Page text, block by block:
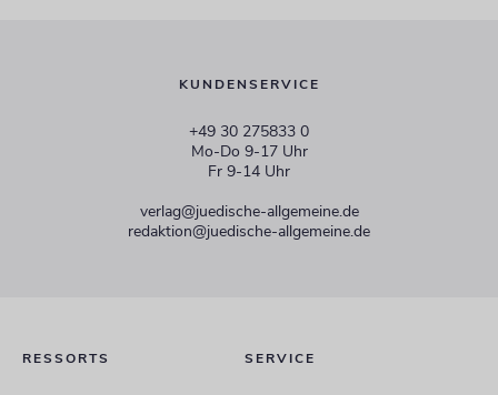
KUNDENSERVICE
+49 30 275833 0
Mo-Do 9-17 Uhr
Fr 9-14 Uhr
verlag@juedische-allgemeine.de
redaktion@juedische-allgemeine.de
RESSORTS SERVICE